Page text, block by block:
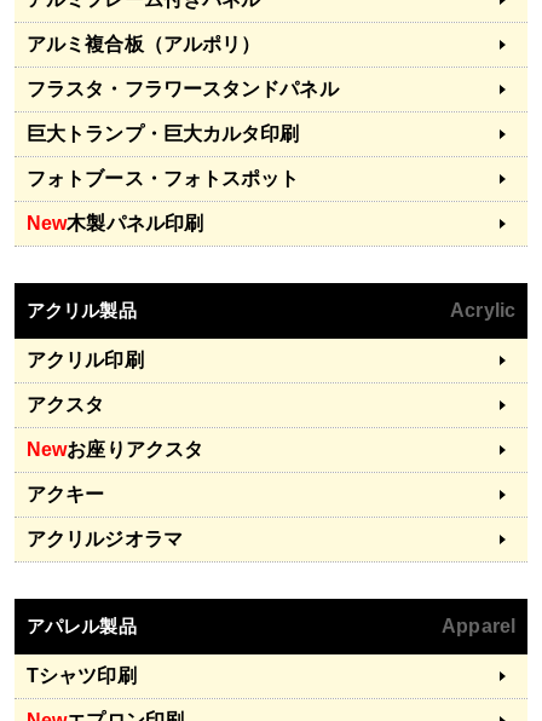
アルミ複合板（アルポリ）
フラスタ・フラワースタンドパネル
巨大トランプ・巨大カルタ印刷
フォトブース・フォトスポット
New木製パネル印刷
アクリル製品 Acrylic
アクリル印刷
アクスタ
Newお座りアクスタ
アクキー
アクリルジオラマ
アパレル製品 Apparel
Tシャツ印刷